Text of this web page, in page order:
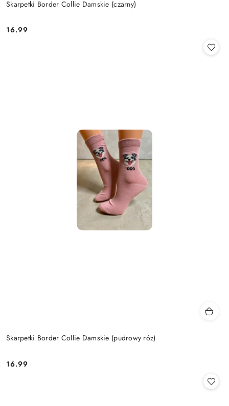
Skarpetki Border Collie Damskie (czarny)
Cena:
16.99
Skarpetki Border Collie Damskie (pudrowy róż)
Cena:
16.99